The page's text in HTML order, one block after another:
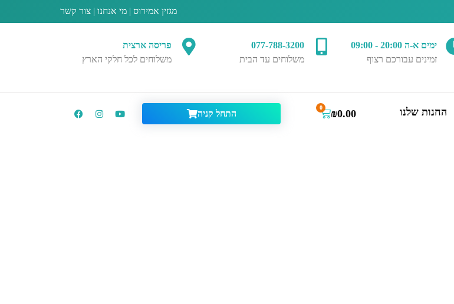
מגזין אמירוס | מי אנחנו | צור קשר
ימים א-ה 20:00 - 09:00
זמינים עבורכם רצוף
077-788-3200
משלוחים עד הבית
פריסה ארצית
משלוחים לכל חלקי הארץ
החנות שלנו ₪0.00
0
התחל קניה